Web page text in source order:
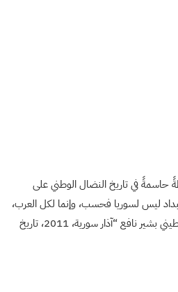
حاسمةً في تاريخ النضال الوطني على
ليس لسوريا فحسب، وإنما لكل العرب،
وكما قال الباحث والمؤرخ الفلسطيني بشير نافع “آذار سورية، 2011، تاريخ